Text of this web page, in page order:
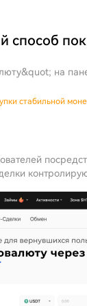
способ
на
стабильной